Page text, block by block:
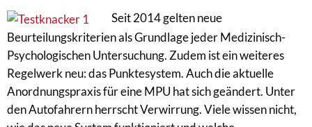
Seit 2014 gelten neue
Beurteilungskriterien als Grundlage jeder Medizinisch-
Psychologischen Untersuchung. Zudem ist ein weiteres
Regelwerk neu: das Punktesystem. Auch die aktuelle
Anordnungspraxis für eine MPU hat sich geändert. Unter
den Autofahrern herrscht Verwirrung. Viele wissen nicht,